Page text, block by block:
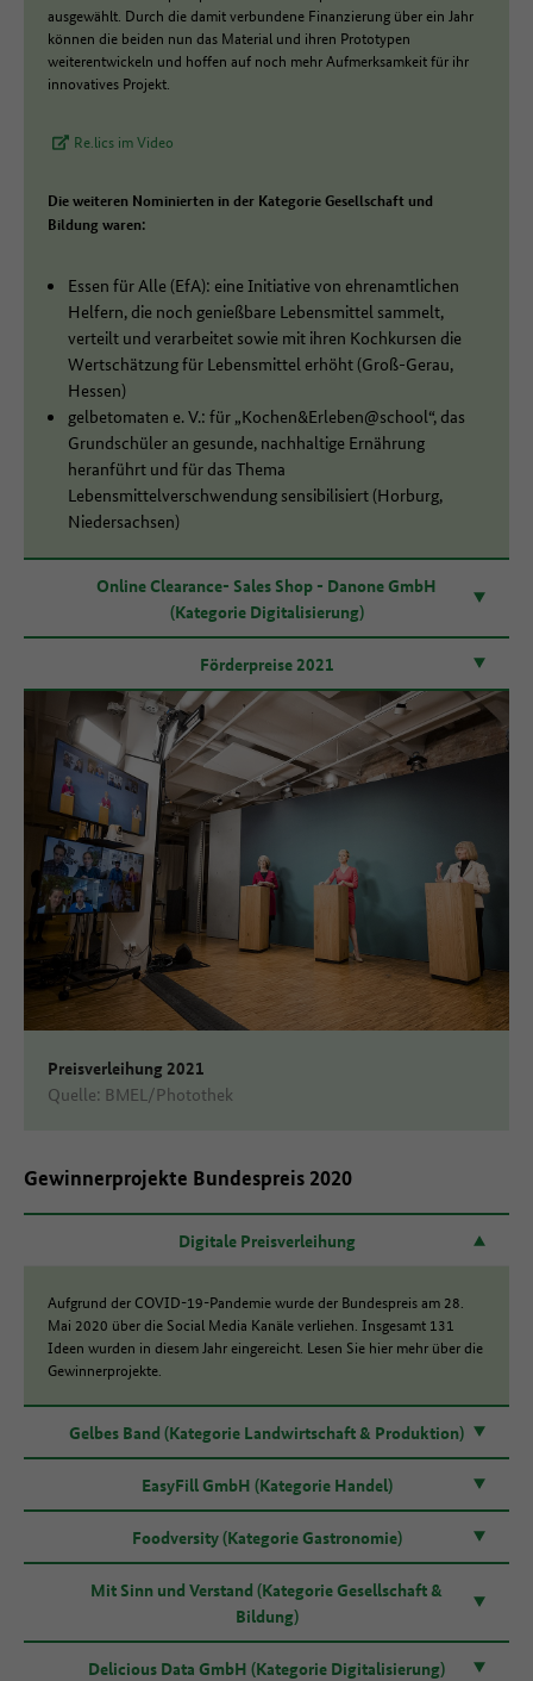
ausgewählt. Durch die damit verbundene Finanzierung über ein Jahr
können die beiden nun das Material und ihren Prototypen
weiterentwickeln und hoffen auf noch mehr Aufmerksamkeit für ihr
innovatives Projekt.
Re.lics im Video
Die weiteren Nominierten in der Kategorie Gesellschaft und
Bildung waren:
Essen für Alle (EfA): eine Initiative von ehrenamtlichen
Helfern, die noch genießbare Lebensmittel sammelt,
verteilt und verarbeitet sowie mit ihren Kochkursen die
Wertschätzung für Lebensmittel erhöht (Groß-Gerau,
Hessen)
gelbetomaten e. V.: für „Kochen&Erleben@school“, das
Grundschüler an gesunde, nachhaltige Ernährung
heranführt und für das Thema
Lebensmittelverschwendung sensibilisiert (Horburg,
Niedersachsen)
Online Clearance- Sales Shop - Danone GmbH
(Kategorie Digitalisierung)
Förderpreise 2021
Preisverleihung 2021
Quelle: BMEL/Photothek
Gewinnerprojekte Bundespreis 2020
Digitale Preisverleihung
Aufgrund der COVID-19-Pandemie wurde der Bundespreis am 28.
Mai 2020 über die Social Media Kanäle verliehen. Insgesamt 131
Ideen wurden in diesem Jahr eingereicht. Lesen Sie hier mehr über die
Gewinnerprojekte.
Gelbes Band (Kategorie Landwirtschaft & Produktion)
EasyFill GmbH (Kategorie Handel)
Foodversity (Kategorie Gastronomie)
Mit Sinn und Verstand (Kategorie Gesellschaft &
Bildung)
Delicious Data GmbH (Kategorie Digitalisierung)